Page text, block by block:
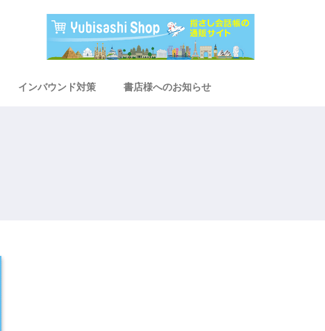
インバウンド対策 書店様へのお知らせ